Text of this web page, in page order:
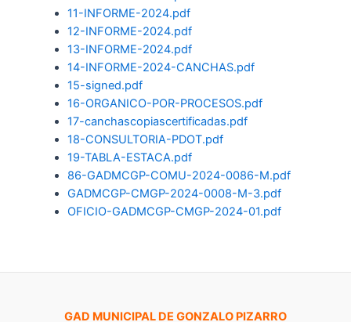
11-INFORME-2024.pdf
12-INFORME-2024.pdf
13-INFORME-2024.pdf
14-INFORME-2024-CANCHAS.pdf
15-signed.pdf
16-ORGANICO-POR-PROCESOS.pdf
17-canchascopiascertificadas.pdf
18-CONSULTORIA-PDOT.pdf
19-TABLA-ESTACA.pdf
86-GADMCGP-COMU-2024-0086-M.pdf
GADMCGP-CMGP-2024-0008-M-3.pdf
OFICIO-GADMCGP-CMGP-2024-01.pdf
GAD MUNICIPAL DE GONZALO PIZARRO